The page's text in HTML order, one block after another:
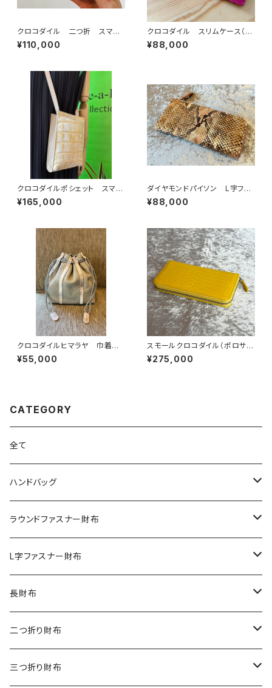
クロコダイル 二つ折 スマー
トウォレット 艶グリーン
¥110,000
クロコダイル スリムケース（超
薄型財布） ピンク
¥88,000
クロコダイルポシェット スマホ
ポシェット 軽量バッグ
¥165,000
ダイヤモンドパイソン L字ファ
スナーウォレット ピンクナチュ
ラル
¥88,000
クロコダイルヒマラヤ 巾着バッ
グ イタリアンシュリンクレザー
¥55,000
スモールクロコダイル（ポロサ
ス） 無双仕様 ラウンドファスナ
ーウォレット イエロー
¥275,000
CATEGORY
全て
ハンドバッグ
クロコダイル
ダイヤモンドパイソン
オーストリッチ
シャーク
リザード
ラウンドファスナー財布
クロコダイル
ダイヤモンドパイソン
オーストリッチ
シャーク
L字ファスナー財布
クロコダイル
ダイヤモンドパイソン
オーストリッチ
長財布
クロコダイル
ダイヤモンドパイソン
二つ折り財布
クロコダイル
三つ折り財布